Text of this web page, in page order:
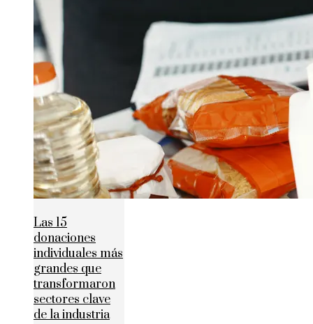
Las 15
donaciones
individuales más
grandes que
transformaron
sectores clave
de la industria